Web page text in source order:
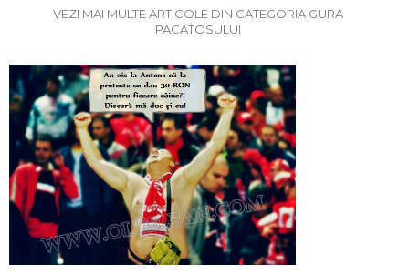
VEZI MAI MULTE ARTICOLE DIN CATEGORIA GURA
PACATOSULUI